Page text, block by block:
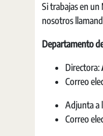
Si trabajas en
nosotros
Departamento
Directora:
Correo
Adjunta a
Correo